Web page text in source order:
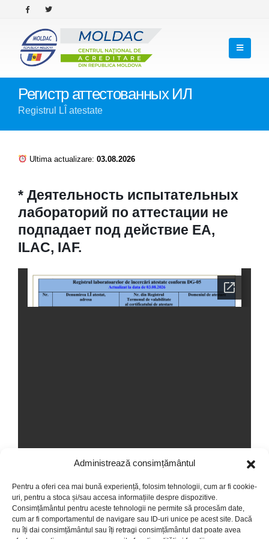
Administrează consimțământul
Pentru a oferi cea mai bună experiență, folosim tehnologii, cum ar fi cookie-
uri, pentru a stoca și/sau accesa informațiile despre dispozitive.
Consimțământul pentru aceste tehnologii ne permite să procesăm date,
cum ar fi comportamentul de navigare sau ID-uri unice pe acest site. Dacă
nu îți dai consimțământul sau îți retragi consimțământul dat poate avea
Регистр аттестованных ИЛ
Registrul LÎ atestate
Ultima actualizare: 03.08.2026
* Деятельность испытательных
лабораторий по аттестации не
подпадает под действие EA,
ILAC, IAF.